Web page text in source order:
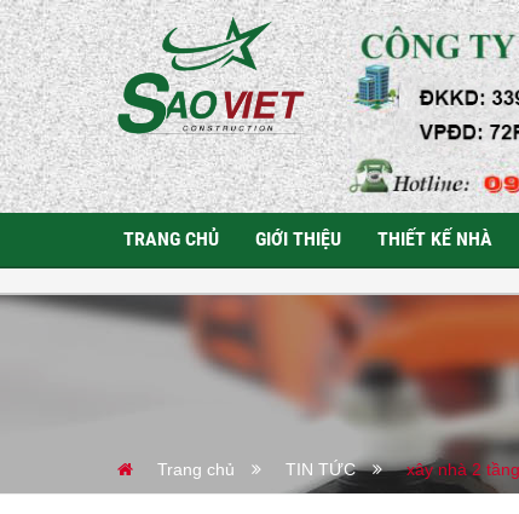
TRANG CHỦ GIỚI THIỆU THIẾT KẾ NHÀ
Trang chủ TIN TỨC xây nhà 2